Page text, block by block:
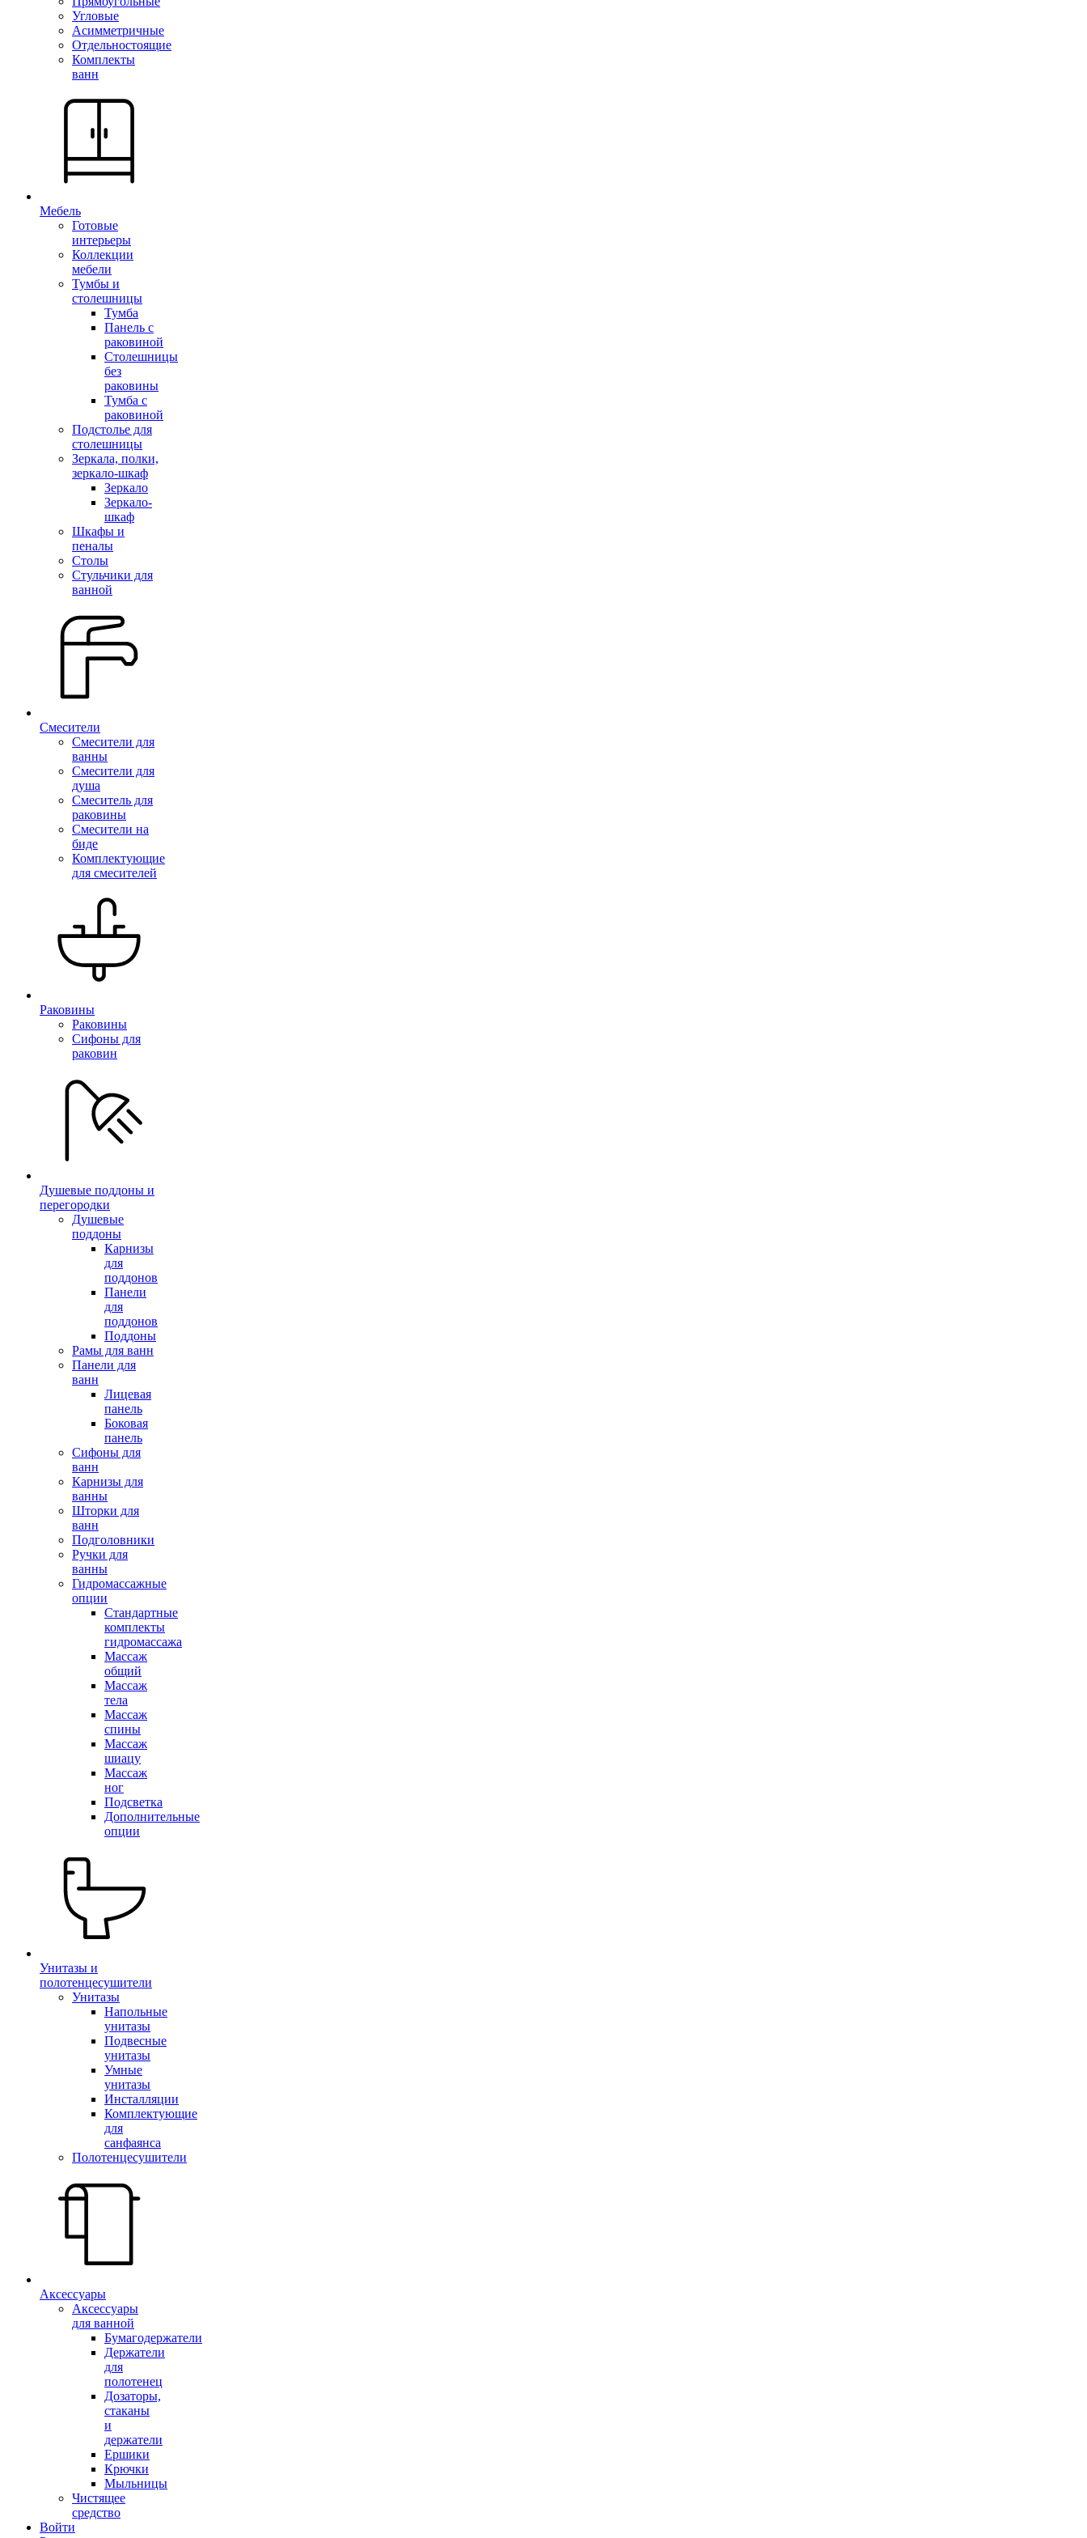
Угловые
Асимметричные
Отдельностоящие
Комплекты
ванн
Мебель
Готовые
интерьеры
Коллекции
мебели
Тумбы и
столешницы
Тумба
Панель с
раковиной
Столешницы
без
раковины
Тумба с
раковиной
Подстолье для
столешницы
Зеркала, полки,
зеркало-шкаф
Зеркало
Зеркало-
шкаф
Шкафы и
пеналы
Столы
Стульчики для
ванной
Смесители
Смесители для
ванны
Смесители для
душа
Смеситель для
раковины
Смесители на
биде
Комплектующие
для смесителей
Раковины
Раковины
Сифоны для
раковин
Душевые поддоны и
перегородки
Душевые
поддоны
Карнизы
для
поддонов
Панели
для
поддонов
Поддоны
Рамы для ванн
Панели для
ванн
Лицевая
панель
Боковая
панель
Сифоны для
ванн
Карнизы для
ванны
Шторки для
ванн
Подголовники
Ручки для
ванны
Гидромассажные
опции
Стандартные
комплекты
гидромассажа
Массаж
общий
Массаж
тела
Массаж
спины
Массаж
шиацу
Массаж
ног
Подсветка
Дополнительные
опции
Унитазы и
полотенцесушители
Унитазы
Напольные
унитазы
Подвесные
унитазы
Умные
унитазы
Инсталляции
Комплектующие
для
санфаянса
Полотенцесушители
Аксессуары
Аксессуары
для ванной
Бумагодержатели
Держатели
для
полотенец
Дозаторы,
стаканы
и
держатели
Ершики
Крючки
Мыльницы
Чистящее
средство
Войти